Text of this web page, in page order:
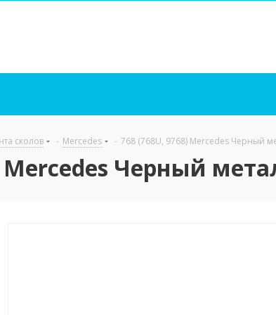
сколов - Mercedes - 768 (768U, 9768) Mercedes Черный
Mercedes Черный